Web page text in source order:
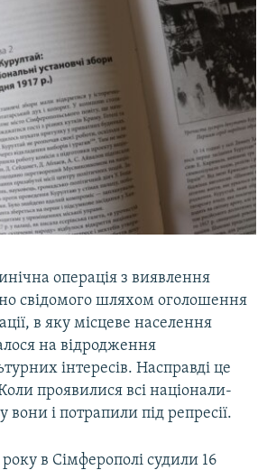
операція з виявлення
свідомого шляхом оголошення
в яку місцеве населення
на відродження
інтересів. Насправді це
проявилися всі націонали-
вони і потрапили під репресії.
в Сімферополі судили 16